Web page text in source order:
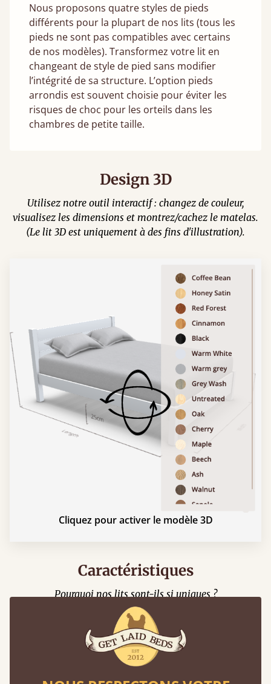
Nous proposons quatre styles de pieds
différents pour la plupart de nos lits (tous les
pieds ne sont pas compatibles avec certains
de nos modèles). Transformez votre lit en
changeant de style de pied sans modifier
l’intégrité de sa structure. L’option pieds
arrondis est souvent choisie pour éviter les
risques de choc pour les orteils dans les
chambres de petite taille.
Design 3D
Utilisez notre outil interactif : changez de couleur,
visualisez les dimensions et montrez/cachez le matelas.
(Le lit 3D est uniquement à des fins d'illustration).
Cliquez pour activer le modèle 3D
Caractéristiques
Pourquoi nos lits sont-ils si uniques ?